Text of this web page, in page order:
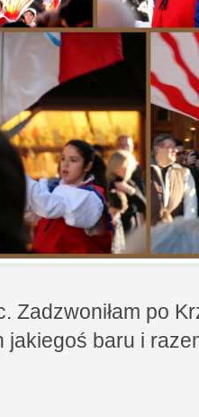
Zadzwoniłam po
jakiegoś baru i